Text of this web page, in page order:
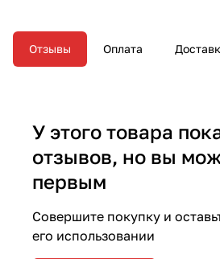
Отзывы Оплата
У этого товара
отзывов, но вы
первым
Совершите покупку и
его использовании